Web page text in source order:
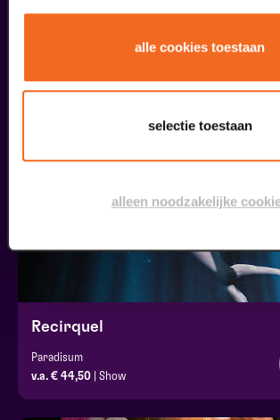
alle cookies toestaan
selectie toestaan
alleen noodzakelijke
Recirquel
Paradisum
v.a. € 44,50 | Show